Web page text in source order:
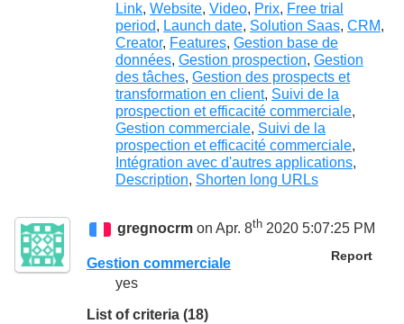
Link, Website, Video, Prix, Free trial
period, Launch date, Solution Saas, CRM,
Creator, Features, Gestion base de
données, Gestion prospection, Gestion
des tâches, Gestion des prospects et
transformation en client, Suivi de la
prospection et efficacité commerciale,
Gestion commerciale, Suivi de la
prospection et efficacité commerciale,
Intégration avec d'autres applications,
Description, Shorten long URLs
gregnocrm on Apr. 8th 2020 5:07:25 PM
Report
Gestion commerciale
yes
List of criteria (18)